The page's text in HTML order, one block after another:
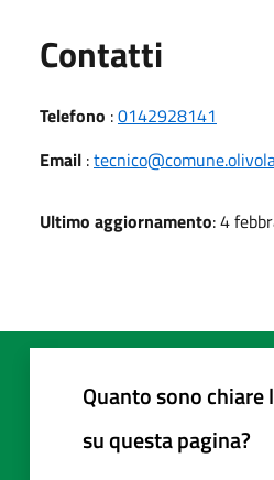
Contatti
Telefono :0142928141
Email :
Ultimo aggiornamento: 4
Quanto sono
su questa pagina?